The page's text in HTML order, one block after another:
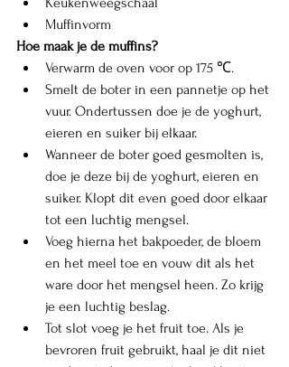
Muffinvorm
Hoe maak je de muffins?
Verwarm de oven voor op 175 ℃.
Smelt de boter in een pannetje op het
vuur. Ondertussen doe je de yoghurt,
eieren en suiker bij elkaar.
Wanneer de boter goed gesmolten is,
doe je deze bij de yoghurt, eieren en
suiker. Klopt dit even goed door elkaar
tot een luchtig mengsel.
Voeg hierna het bakpoeder, de bloem
en het meel toe en vouw dit als het
ware door het mengsel heen. Zo krijg
je een luchtig beslag.
Tot slot voeg je het fruit toe. Als je
bevroren fruit gebruikt, haal je dit niet